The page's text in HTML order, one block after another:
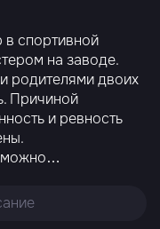
в спортивной
на заводе.
родителями двоих
Причиной
и ревность
можно…